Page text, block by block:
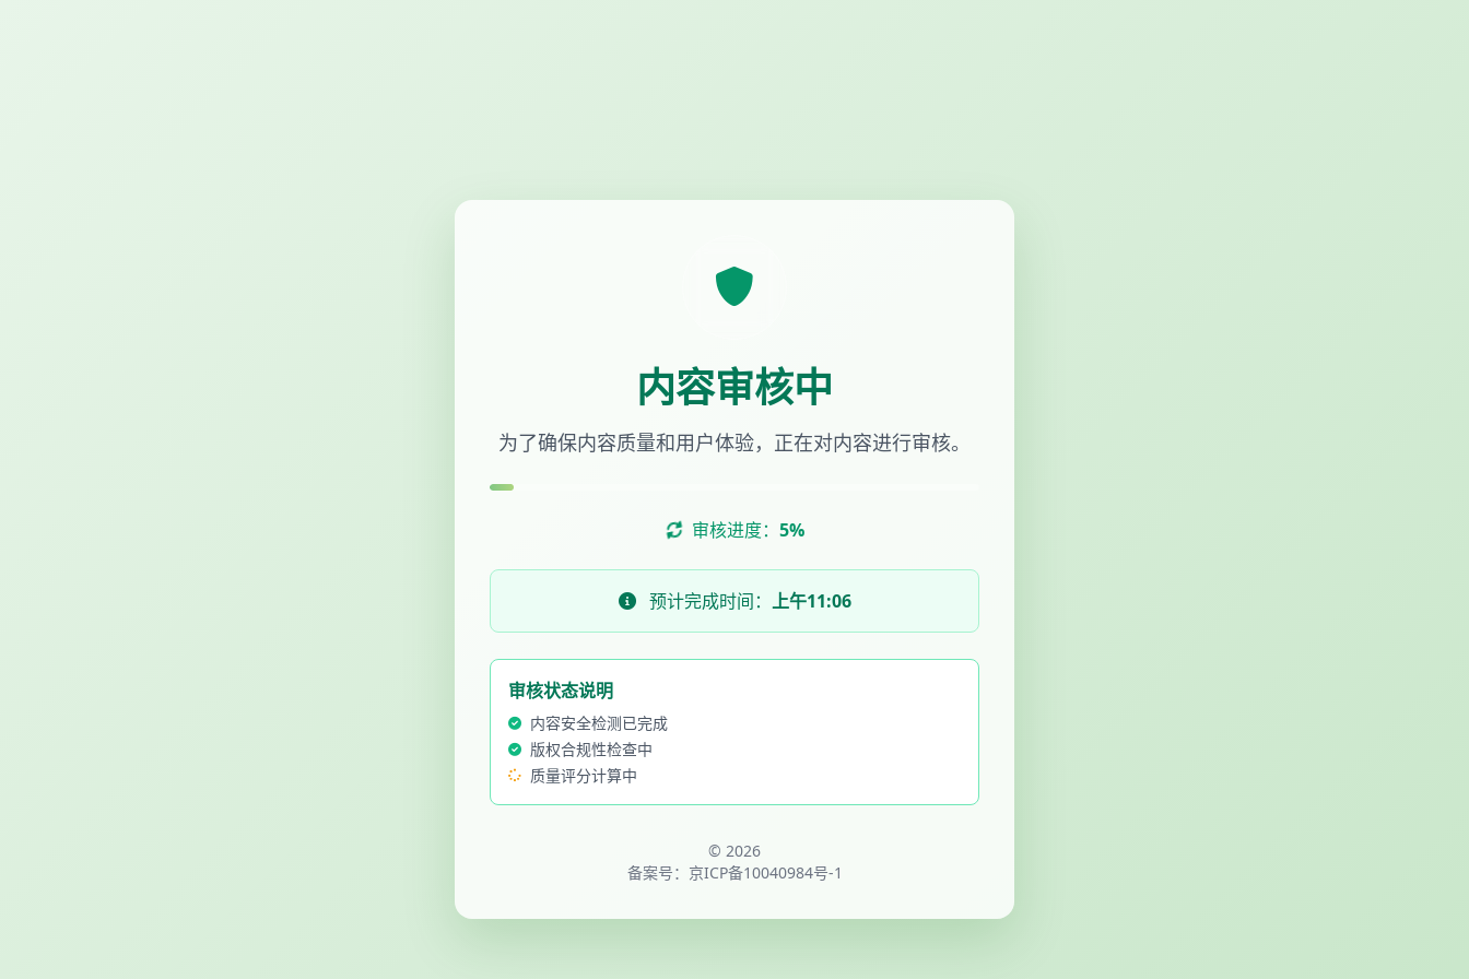
内容审核中
为了确保内容质量和用户体验，正在对内容进行审核。
审核进度： 6%
预计完成时间： 上午11:06
审核状态说明
内容安全检测已完成
版权合规性检查中
质量评分计算中
© 2026
备案号： 京ICP备10040984号-1